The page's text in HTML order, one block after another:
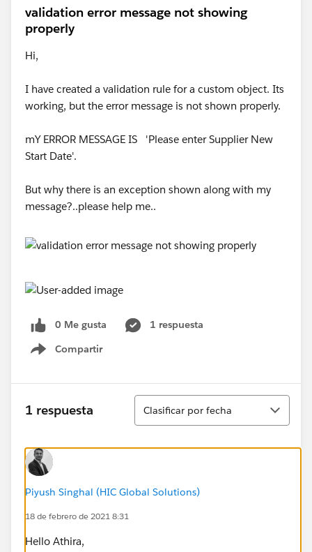
validation error message not showing
properly
Hi,
I have created a validation rule for a custom object. Its
working, but the error message is not shown properly.
mY ERROR MESSAGE IS 'Please enter Supplier New
Start Date'.
But why there is an exception shown along with my
message?..please help me..
0 Me gusta
1 respuesta
Compartir
Show menu
1 respuesta
Ordenar
Clasificar por fecha
Piyush Singhal (HIC Global Solutions)
18 de febrero de 2021 8:31
Hello Athira,